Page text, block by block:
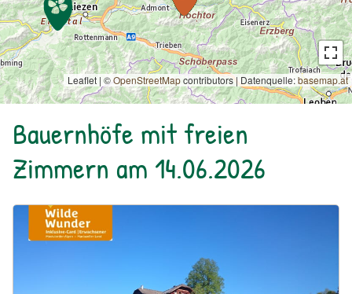
Leaflet | ©OpenStreetMapcontributors | Datenquelle:basemap.at
Bauernhöfe mit freien
Zimmern am 14.06.2026
Urlaub am Bauernhof: Bio Bauernhof Kurzeck